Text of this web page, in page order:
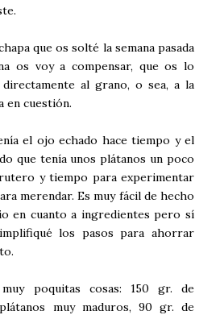
que os solté la semana pasada
os voy a compensar, que os lo
al grano, o sea, a la
en cuestión.
el ojo echado hace tiempo y el
que tenía unos plátanos un poco
y tiempo para experimentar
merendar. Es muy fácil de hecho
en cuanto a ingredientes pero sí
los pasos para ahorrar
poquitas cosas: 150 gr. de
muy maduros, 90 gr. de